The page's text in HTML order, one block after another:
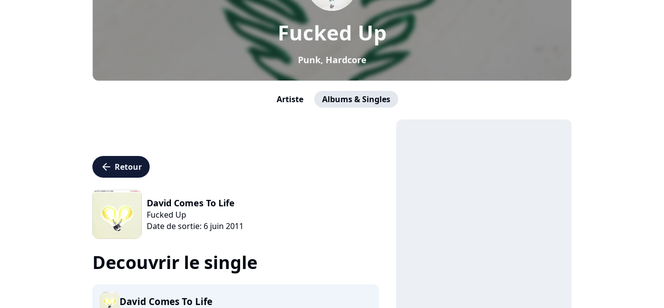
Fucked Up
Punk, Hardcore
Artiste Albums & Singles
arrow_left Retour
David Comes To Life
Fucked Up
Date de sortie: 6 juin 2011
Decouvrir le single
David Comes To Life